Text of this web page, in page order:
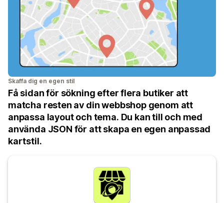
Skaffa dig en egen stil
Få sidan för sökning efter flera butiker att
matcha resten av din webbshop genom att
anpassa layout och tema. Du kan till och med
använda JSON för att skapa en egen anpassad
kartstil.